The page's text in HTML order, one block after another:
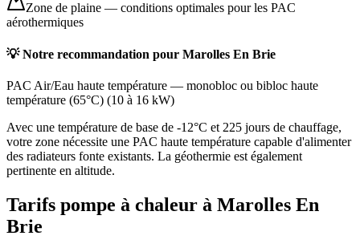
Zone de plaine — conditions optimales pour les PAC
aérothermiques
💡 Notre recommandation pour Marolles En Brie
PAC Air/Eau haute température — monobloc ou bibloc haute
température (65°C) (10 à 16 kW)
Avec une température de base de -12°C et 225 jours de chauffage,
votre zone nécessite une PAC haute température capable d'alimenter
des radiateurs fonte existants. La géothermie est également
pertinente en altitude.
Tarifs pompe à chaleur à Marolles En
Brie